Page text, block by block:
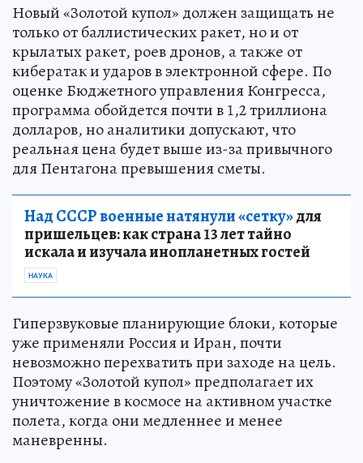
Новый «Золотой купол» должен защищать не
только от баллистических ракет, но и от
крылатых ракет, роев дронов, а также от
кибератак и ударов в электронной сфере. По
оценке Бюджетного управления Конгресса,
программа обойдется почти в 1,2 триллиона
долларов, но аналитики допускают, что
реальная цена будет выше из-за привычного
для Пентагона превышения сметы.
Над СССР военные натянули «сетку»для
пришельцев: как страна 13 лет тайно
искала и изучала инопланетных гостей
НАУКА
Гиперзвуковые планирующие блоки, которые
уже применяли Россия и Иран, почти
невозможно перехватить при заходе на цель.
Поэтому «Золотой купол» предполагает их
уничтожение в космосе на активном участке
полета, когда они медленнее и менее
маневренны.